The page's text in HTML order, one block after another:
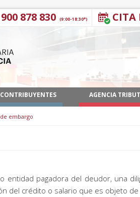
CITA
900 878 830 (9:00-18:30*)
CONTRIBUYENTES AGENCIA
embargo
entidad pagadora del deudor, una
del crédito o salario que es objeto